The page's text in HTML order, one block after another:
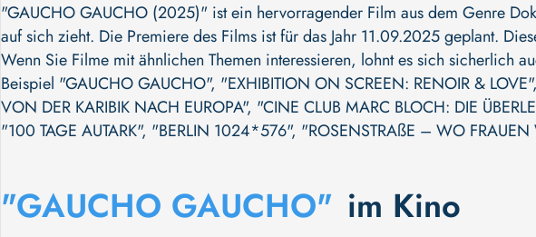
"GAUCHO GAUCHO (2025)" ist ein hervorragender Film aus dem Genre
auf sich zieht. Die Premiere des Films ist für das Jahr 11.09.2025 geplant.
Wenn Sie Filme mit ähnlichen Themen interessieren, lohnt es sich sicherlich
Beispiel "GAUCHO GAUCHO", "EXHIBITION ON SCREEN: RENOIR & LOVE",
VON DER KARIBIK NACH EUROPA", "CINE CLUB MARC BLOCH: DIE
"100 TAGE AUTARK", "BERLIN 1024*576", "ROSENSTRAßE – WO
"GAUCHO GAUCHO" im Kino